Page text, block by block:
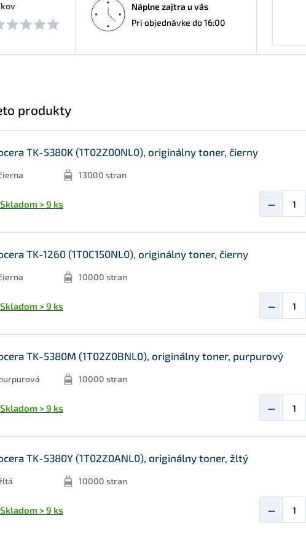
Náplne zajtra u vás
Pri objednávke do 16:00
produkty
TK-5380K (1T02Z00NL0), originálny toner, čierny
13000 stran
Skladom > 9 ks −
TK-1260 (1T0C150NL0), originálny toner, čierny
10000 stran
Skladom > 9 ks −
TK-5380M (1T02Z0BNL0), originálny toner, purpurový
10000 stran
Skladom > 9 ks −
TK-5380Y (1T02Z0ANL0), originálny toner, žltý
10000 stran
Skladom > 9 ks −